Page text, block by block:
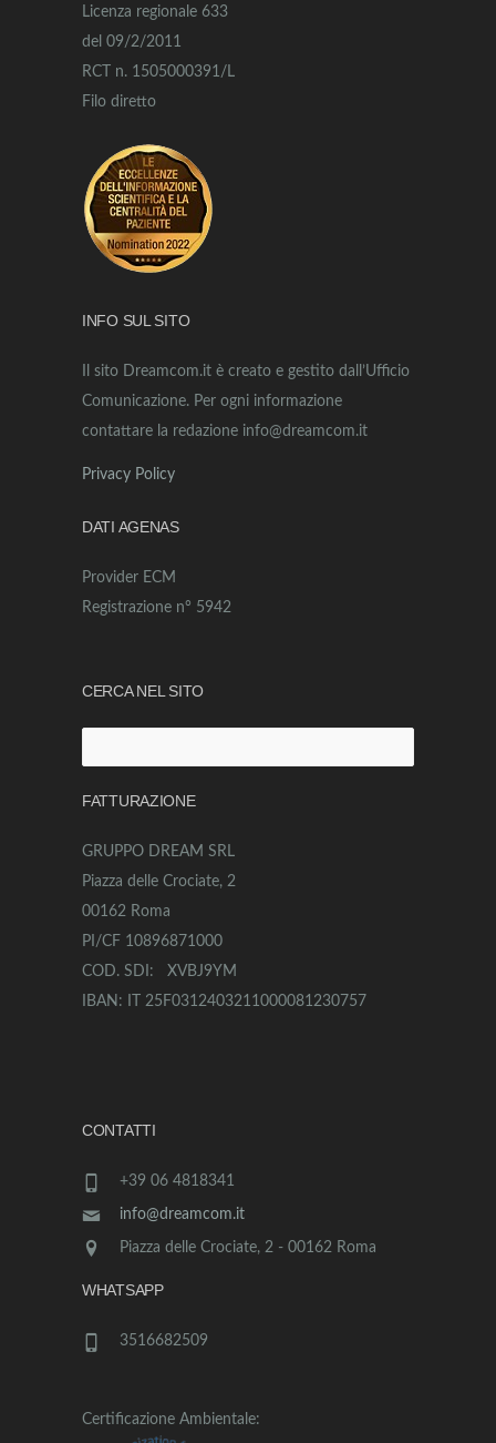
Licenza regionale 633
del 09/2/2011
RCT n. 1505000391/L
Filo diretto
INFO SUL SITO
Il sito Dreamcom.it è creato e gestito dall’Ufficio
Comunicazione. Per ogni informazione
contattare la redazione info@dreamcom.it
Privacy Policy
DATI AGENAS
Provider ECM
Registrazione n° 5942
CERCA NEL SITO
per:
FATTURAZIONE
GRUPPO DREAM SRL
Piazza delle Crociate, 2
00162 Roma
PI/CF 10896871000
COD. SDI: XVBJ9YM
IBAN: IT 25F0312403211000081230757
CONTATTI
+39 06 4818341
info@dreamcom.it
Piazza delle Crociate, 2 - 00162 Roma
WHATSAPP
3516682509
Certificazione Ambientale: